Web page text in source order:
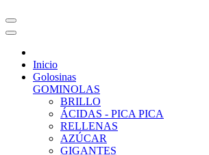
Inicio
Golosinas
GOMINOLAS
BRILLO
ÁCIDAS - PICA PICA
RELLENAS
AZÚCAR
GIGANTES